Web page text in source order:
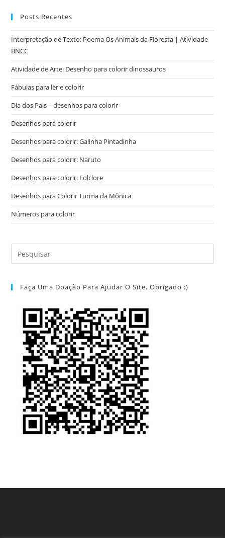
Posts Recentes
Interpretação de Texto: Poema Os Animais da Floresta | Atividade
BNCC
Atividade de Arte: Desenho para colorir dinossauros
Fábulas para ler e colorir
Dia dos Pais – desenhos para colorir
Desenhos para colorir
Desenhos para colorir: Galinha Pintadinha
Desenhos para colorir: Naruto
Desenhos para colorir: Folclore
Desenhos para Colorir Turma da Mônica
Números para colorir
Faça Uma Doação Para Ajudar O Site. Obrigado :)